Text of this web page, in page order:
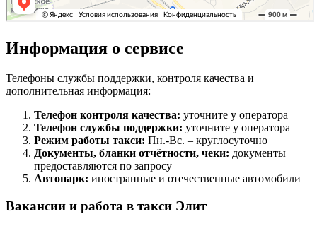
Информация о сервисе
Телефоны службы поддержки, контроля качества и
дополнительная информация:
Телефон контроля качества: уточните у оператора
Телефон службы поддержки: уточните у оператора
Режим работы такси: Пн.-Вс. – круглосуточно
Документы, бланки отчётности, чеки: документы
предоставляются по запросу
Автопарк: иностранные и отечественные автомобили
Вакансии и работа в такси Элит